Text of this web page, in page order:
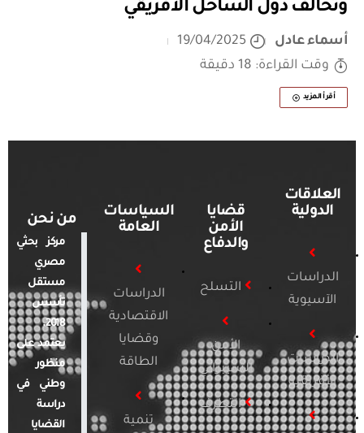
وتحالف دول الساحل الأفريقي
أسماء عادل
19/04/2025
وقت القراءة: 18 دقيقة
أقرأ المزيد
العلاقات
الدولية
الدراسات
الآسيوية
الدراسات
الأفريقية
قضايا
الأمن
والدفاع
التسلح
الأمن
السيبراني
التطرف
السياسات
العامة
الدراسات
الاقتصادية
وقضايا
الطاقة
تنمية
من نحن
مركز بحثي
مصري
مستقل
تأسس
2018.
يعتمد على
منظور
وطني في
دراسة
القضايا